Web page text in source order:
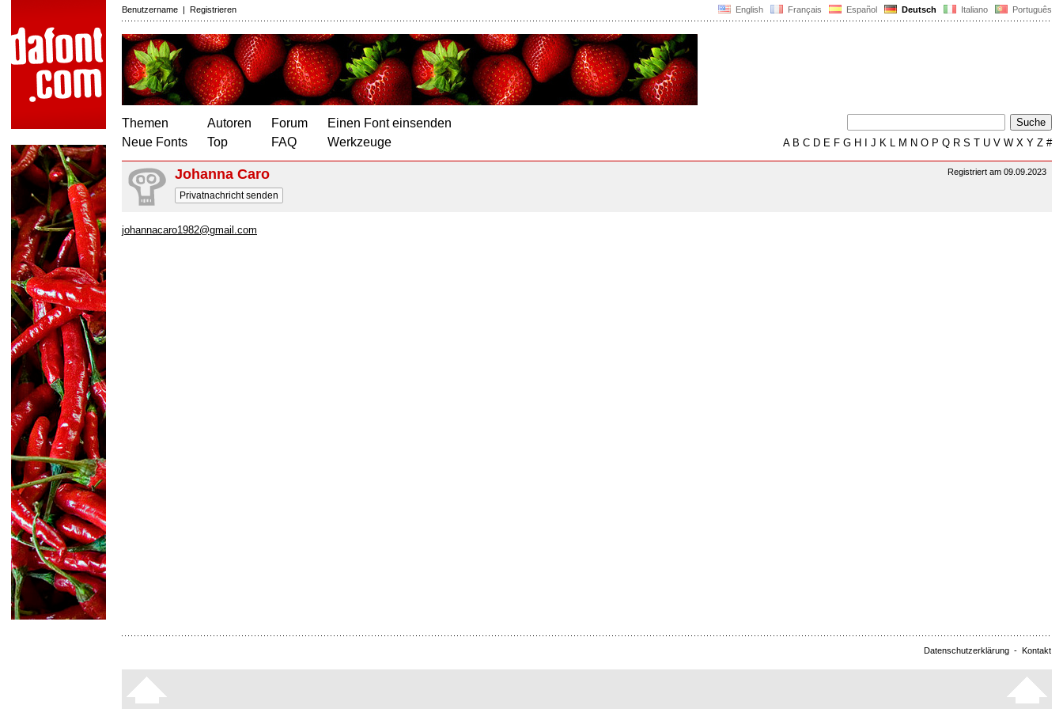
English Français Español Deutsch Italiano Português
Benutzername | Registrieren
Themen
Neue Fonts
Autoren
Top
Forum
FAQ
Einen Font einsenden
Werkzeuge
AB C D E F G H J K L M N O P Q R S T U V W X Y Z #
Registriert am 09.09.2023
Johanna Caro
Privatnachricht senden
johannacaro1982@gmail.com
Datenschutzerklärung - Kontakt